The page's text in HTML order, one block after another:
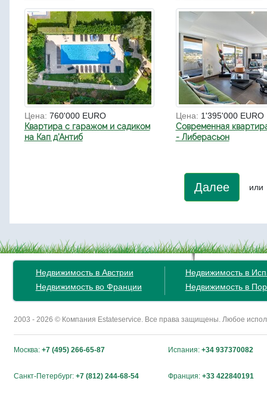
Цена: 760'000 EURO
Квартира с гаражом и садиком
на Кап д'Антиб
Цена: 1'395'000 EURO
Современная
- Либерасьон
Далее или
Недвижимость в Австрии
Недвижимость во Франции
Недвижимость в
Недвижимость в
2003 - 2026 © Компания Estateservice. Все права защищены. Любое
Москва: +7 (495) 266-65-87 Испания: +34 937370082
Санкт-Петербург: +7 (812) 244-68-54 Франция: +33 422840191